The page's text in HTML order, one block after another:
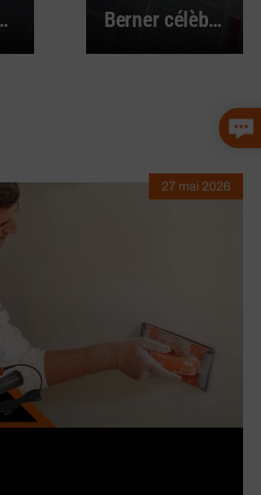
60 ans en 2017 Berner célèbre ses fidèles salariés
27 mai 2026